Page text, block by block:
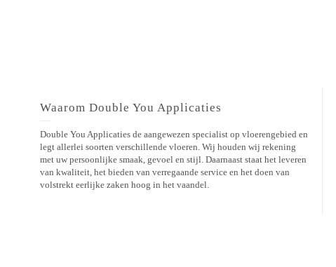
Waarom Double You Applicaties
Double You Applicaties de aangewezen specialist op vloerengebied en
legt allerlei soorten verschillende vloeren. Wij houden wij rekening
met uw persoonlijke smaak, gevoel en stijl. Daarnaast staat het leveren
van kwaliteit, het bieden van verregaande service en het doen van
volstrekt eerlijke zaken hoog in het vaandel.